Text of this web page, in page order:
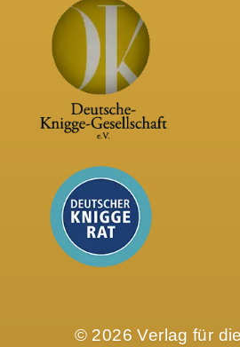
© 2026 Verlag für